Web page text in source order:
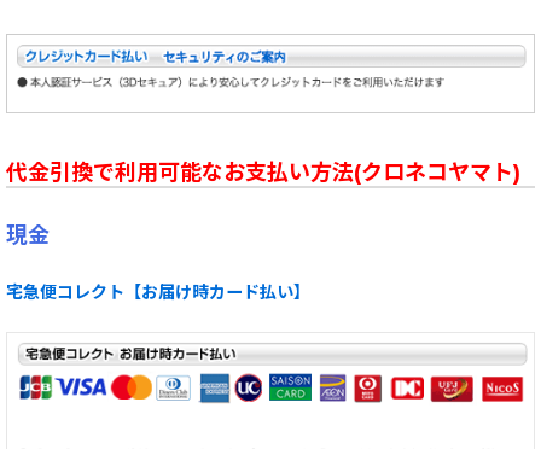
代金引換で利用可能なお支払い方法(クロネコヤマト)
現金
宅急便コレクト【お届け時カード払い】